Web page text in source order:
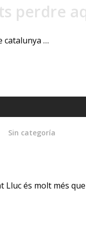
perdre
catalunya …
perdre aquesta tardor
Sin categoría
Lluc és molt més